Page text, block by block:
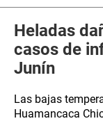
Heladas
casos de
Junín
Las bajas
Huamancaca